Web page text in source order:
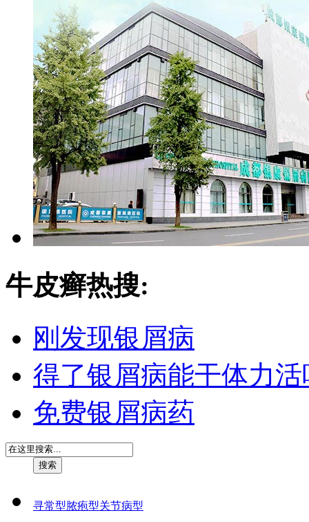
牛皮癣热搜:
刚发现银屑病
得了银屑病能干体力活
免费银屑病药
寻常型脓疱型关节病型